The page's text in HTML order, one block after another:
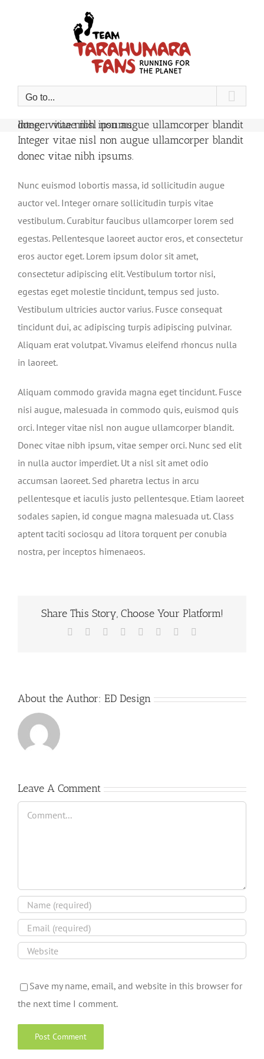
Go to...
Integer vitae nisl non augue ullamcorper blandit donec vitae nibh ipsums.
Integer vitae nisl non augue ullamcorper blandit
donec vitae nibh ipsums.
Nunc euismod lobortis massa, id sollicitudin augue
auctor vel. Integer ornare sollicitudin turpis vitae
vestibulum. Curabitur faucibus ullamcorper lorem sed
egestas. Pellentesque laoreet auctor eros, et consectetur
eros auctor eget. Lorem ipsum dolor sit amet,
consectetur adipiscing elit. Vestibulum tortor nisi,
egestas eget molestie tincidunt, tempus sed justo.
Vestibulum ultricies auctor varius. Fusce consequat
tincidunt dui, ac adipiscing turpis adipiscing pulvinar.
Aliquam erat volutpat. Vivamus eleifend rhoncus nulla
in laoreet.
Aliquam commodo gravida magna eget tincidunt. Fusce
nisi augue, malesuada in commodo quis, euismod quis
orci. Integer vitae nisl non augue ullamcorper blandit.
Donec vitae nibh ipsum, vitae semper orci. Nunc sed elit
in nulla auctor imperdiet. Ut a nisl sit amet odio
accumsan laoreet. Sed pharetra lectus in arcu
pellentesque et iaculis justo pellentesque. Etiam laoreet
sodales sapien, id congue magna malesuada ut. Class
aptent taciti sociosqu ad litora torquent per conubia
nostra, per inceptos himenaeos.
Share This Story, Choose Your Platform!
Facebook Reddit LinkedIn
TumblrPinterest
About the Author: ED Design
Leave A Comment
Comment
Save my name, email, and website in this browser for
the next time I comment.